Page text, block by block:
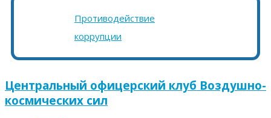
Противодействие
коррупции
Центральный офицерский клуб Воздушно-
космических сил